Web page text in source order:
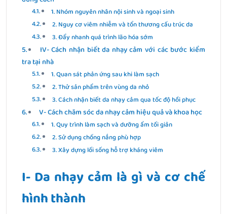
1. Nhóm nguyên nhân nội sinh và ngoại sinh
2. Nguy cơ viêm nhiễm và tổn thương cấu trúc da
3. Đẩy nhanh quá trình lão hóa sớm
IV- Cách nhận biết da nhạy cảm với các bước kiểm
tra tại nhà
1. Quan sát phản ứng sau khi làm sạch
2. Thử sản phẩm trên vùng da nhỏ
3. Cách nhận biết da nhạy cảm qua tốc độ hồi phục
V- Cách chăm sóc da nhạy cảm hiệu quả và khoa học
1. Quy trình làm sạch và dưỡng ẩm tối giản
2. Sử dụng chống nắng phù hợp
3. Xây dựng lối sống hỗ trợ kháng viêm
I- Da nhạy cảm là gì và cơ chế
hình thành